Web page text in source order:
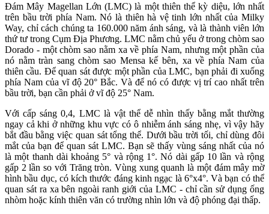
Đám Mây Magellan Lớn (LMC) là một thiên thể kỳ diệu, lớn nhất
trên bầu trời phía Nam. Nó là thiên hà vệ tinh lớn nhất của Milky
Way, chỉ cách chúng ta 160.000 năm ánh sáng, và là thành viên lớn
thứ tư trong Cụm Địa Phương. LMC nằm chủ yếu ở trong chòm sao
Dorado - một chòm sao nằm xa về phía Nam, nhưng một phần của
nó nằm tràn sang chòm sao Mensa kế bên, xa về phía Nam của
thiên cầu. Để quan sát được một phần của LMC, bạn phải đi xuống
phía Nam của vĩ độ 20° Bắc. Và để nó có được vị trí cao nhất trên
bầu trời, bạn cần phải ở vĩ độ 25° Nam.
Với cấp sáng 0,4, LMC là vật thể dễ nhìn thấy bằng mắt thường
ngay cả khi ở những khu vực có ô nhiễm ánh sáng nhẹ, vì vậy hãy
bắt đầu bằng việc quan sát tổng thể. Dưới bầu trời tối, chỉ dùng đôi
mắt của bạn để quan sát LMC. Bạn sẽ thấy vùng sáng nhất của nó
là một thanh dài khoảng 5° và rộng 1°. Nó dài gấp 10 lần và rộng
gấp 2 lần so với Trăng tròn. Vùng xung quanh là một đám mây mờ
hình bầu dục, có kích thước đáng kinh ngạc là 6°x4°. Và bạn có thể
quan sát ra xa bên ngoài ranh giới của LMC - chỉ cần sử dụng ống
nhòm hoặc kính thiên văn có trường nhìn lớn và độ phóng đại thấp.